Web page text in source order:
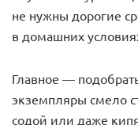
не нужны дорогие
в домашних
Главное —
экземпляры смело
содой или даже